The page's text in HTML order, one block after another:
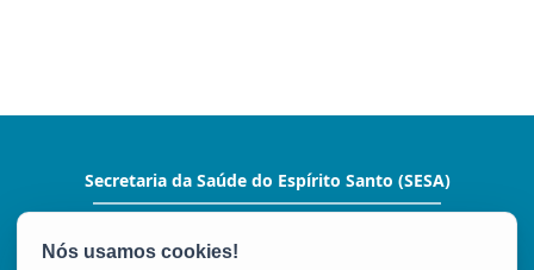
Secretaria da Saúde do Espírito Santo (SESA)
225 – Ed. Enseada Plaza - Enseada do Suá